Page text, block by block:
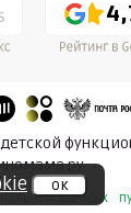
данных
ок